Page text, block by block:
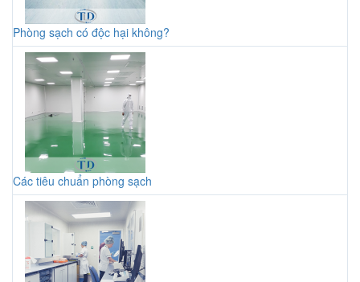
Phòng sạch có độc hại không?
Các tiêu chuẩn phòng sạch